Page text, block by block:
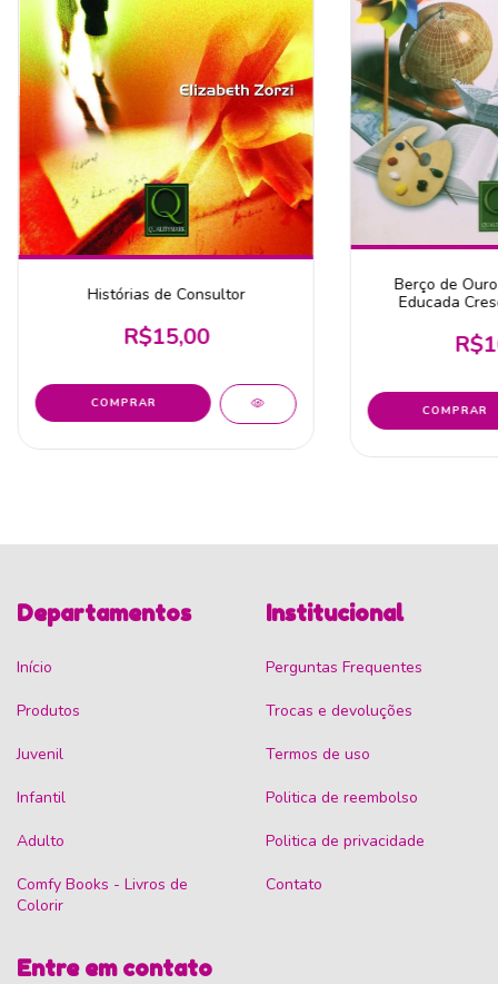
Histórias de Consultor
R$15,00
Berço de
Educada
Departamentos
Início
Produtos
Juvenil
Infantil
Adulto
Comfy Books - Livros de
Colorir
Institucional
Perguntas Frequentes
Trocas e devoluções
Termos de uso
Politica de reembolso
Politica de privacidade
Contato
Entre em contato